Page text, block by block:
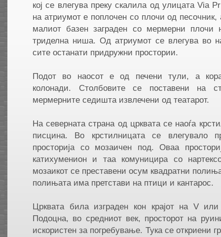
кој се влегува преку скалила од улицата Via
на атриумот е поплочен со плочи од песочник,
малиот базен заграден со мермерни плочи
триделна ниша. Од атриумот се влегува во
сите останати придружни простории.
Подот во наосот е од печени тули, а
колонади. Столбовите се поставени на
мермерните седишта извлечени од театарот.
На северната страна од црквата се наоѓа
писцина. Во крстилницата се влегувало
просторија со мозаичен под. Оваа
катихуменион и таа комуницира со
мозаикот се преставени осум квадратни
полињата има претстави на птици и кантарос.
Црквата била изграден кон крајот на V
Подоцна, во средниот век, просторот на
искористен за погребување. Тука се откриени